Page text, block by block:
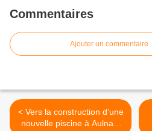
Commentaires
Ajouter un commentaire
< Vers la construction d’une
nouvelle piscine à Aulnay-